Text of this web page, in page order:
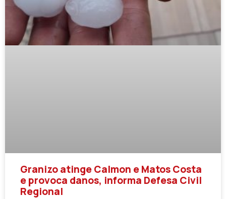
Granizo atinge Calmon e Matos Costa
e provoca danos, informa Defesa Civil
Regional